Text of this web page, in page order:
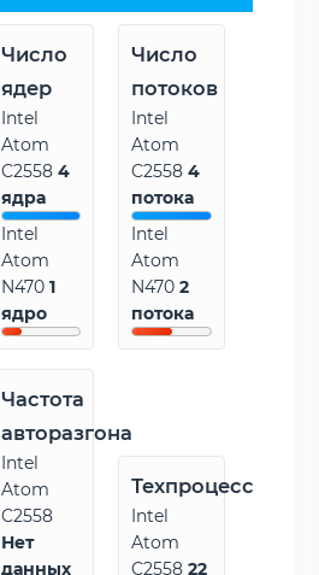
Число
ядер
Intel
Atom
C25584
ядра
Intel
Atom
N4701
ядро
Число
потоков
Intel
Atom
C25584
потока
Intel
Atom
N4702
потока
Частота
авторазгона
Intel
Atom
C2558
Нет
данных
Техпроцесс
Intel
Atom
C255822